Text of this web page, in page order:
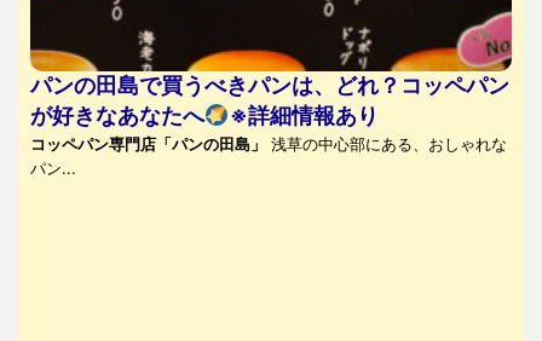
パンの田島で買うべきパンは、どれ？コッペパン
が好きなあなたへ
※詳細情報あり
コッペパン専門店「パンの田島」
浅草の中心部にある、おしゃれな
パン...